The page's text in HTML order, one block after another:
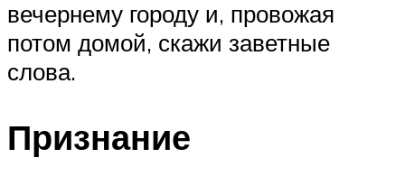
вечернему городу и, провожая
потом домой, скажи заветные
слова.
Признание